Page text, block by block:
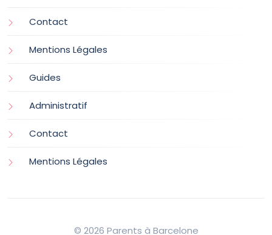
Contact
Mentions Légales
Guides
Administratif
Contact
Mentions Légales
© 2026 Parents à Barcelone